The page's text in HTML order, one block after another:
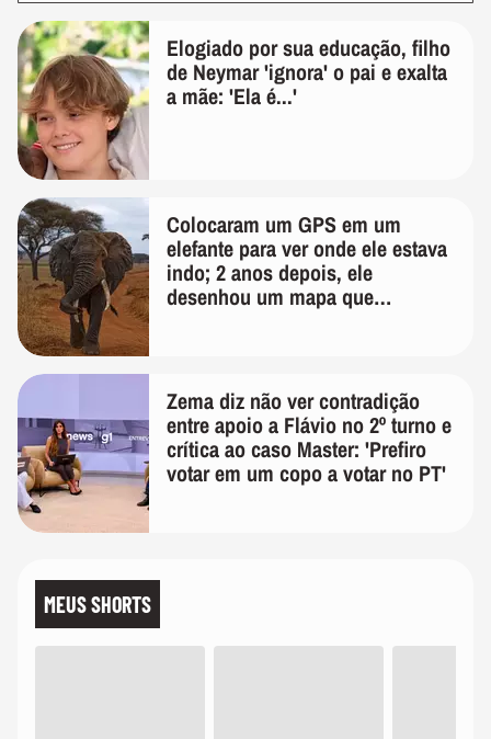
Elogiado por sua educação, filho
de Neymar 'ignora' o pai e exalta
a mãe: 'Ela é...'
Colocaram um GPS em um
elefante para ver onde ele estava
indo; 2 anos depois, ele
desenhou um mapa que
Zema diz não ver contradição
entre apoio a Flávio no 2º turno e
crítica ao caso Master: 'Prefiro
votar em um copo a votar no PT'
MEUS SHORTS